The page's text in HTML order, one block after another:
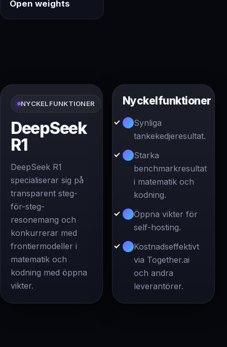
Open weights
NYCKELFUNKTIONER
DeepSeek
R1
DeepSeek R1
specialiserar sig på
transparent steg-
för-steg-
resonemang och
konkurrerar med
frontiermodeller i
matematik och
kodning med öppna
vikter.
Nyckelfunktioner
Synliga
tankekedjeresultat.
Starka
benchmarkresultat
i matematik och
kodning.
Öppna vikter för
self-hosting.
Kostnadseffektivt
via Together.ai
och andra
leverantörer.